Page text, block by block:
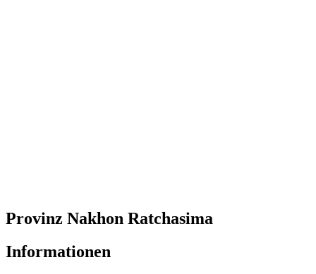
Provinz Nakhon Ratchasima
Informationen